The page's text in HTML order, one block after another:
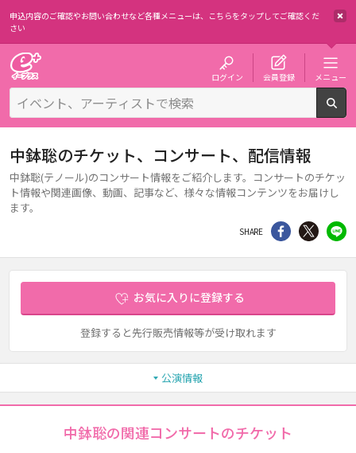
申込内容のご確認やお問い合わせなど各種メニューは、 こちらをタップしてご確認くだ
さい
ログイン 会員登録 メニュー
中鉢聡のチケット、コンサート、配信情報
中鉢聡(テノール)のコンサート情報をご紹介します。コンサートのチケッ
ト情報や関連画像、動画、記事など、様々な情報コンテンツをお届けし
ます。
SHARE シェア Twitter
お気に入りに登録する
登録すると先行販売情報等が受け取れます
公演情報
中鉢聡の関連コンサートのチケット